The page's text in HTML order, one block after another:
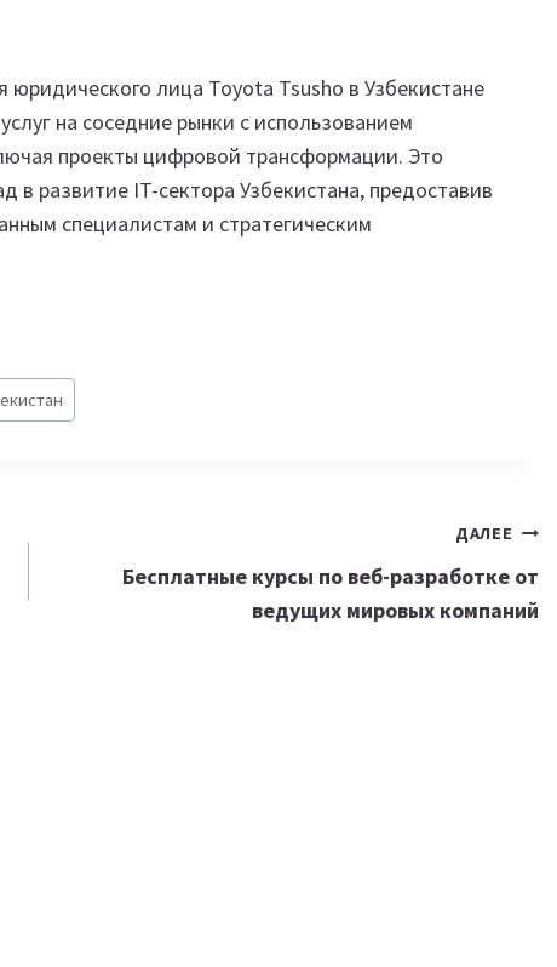
лица Toyota Tsusho в Узбекистане
на соседние рынки с использованием
проекты цифровой трансформации. Это
в развитие IT-сектора Узбекистана, предоставив
специалистам и стратегическим
ДАЛЕЕ
Бесплатные курсы по веб-разработке от
ведущих мировых компаний